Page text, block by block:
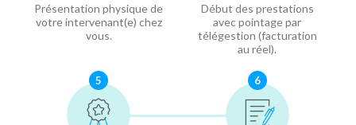
Présentation physique de
votre intervenant(e) chez
vous.
Début des prestations
avec pointage par
télégestion (facturation
au réel).
5 6